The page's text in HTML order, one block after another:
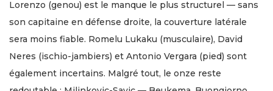
Lorenzo (genou) est le manque le plus structurel — sans
son capitaine en défense droite, la couverture latérale
sera moins fiable. Romelu Lukaku (musculaire), David
Neres (ischio-jambiers) et Antonio Vergara (pied) sont
également incertains. Malgré tout, le onze reste